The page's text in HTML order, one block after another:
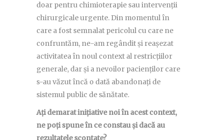
doar pentru chimioterapie sau intervenții
chirurgicale urgente. Din momentul în
care a fost semnalat pericolul cu care ne
confruntăm, ne-am regândit și reașezat
activitatea în noul context al restricțiilor
generale, dar și a nevoilor pacienților care
s-au văzut încă o dată abandonați de
sistemul public de sănătate.
Ați demarat inițiative noi în acest context,
ne poți spune în ce constau și dacă au
rezultatele scontate?